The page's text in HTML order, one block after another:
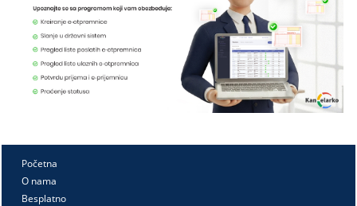
Početna
O nama
Besplatno